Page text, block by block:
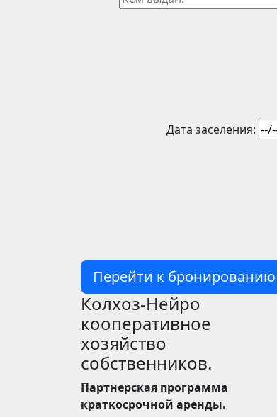
Дата заселения:
Перейти к бронированию
Колхоз-Нейро
кооперативное
хозяйство
собственников.
Партнерская программа
краткосрочной аренды.